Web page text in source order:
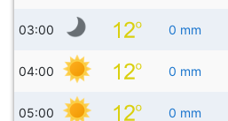
03:00 0 mm
04:00 0 mm
05:00 0 mm